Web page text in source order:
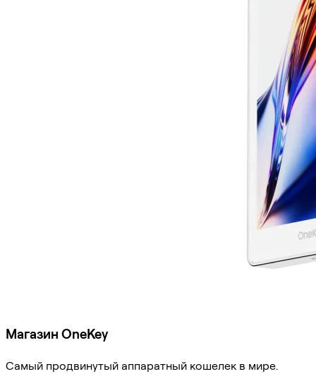
Магазин OneKey
Самый продвинутый аппаратный кошелек в мире.